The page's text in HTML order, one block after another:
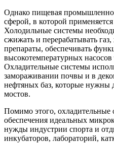
Однако пищевая
сферой, в которой
Холодильные системы
сжижать и перерабатывать
препараты, обеспечивать
высокотемпературных
Охладительные системы
замораживании почвы и в
нефтяных баз, которые нужны
мостов.
Помимо этого, охладительные
обеспечения идеальных
нужды индустрии спорта и
инкубаторов, лабораторий,